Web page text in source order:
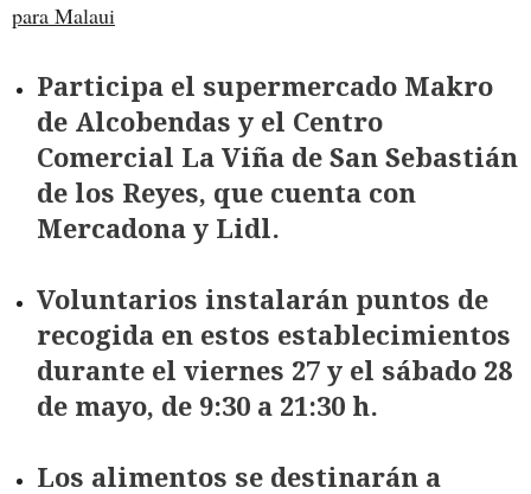
para Malaui
Participa el supermercado Makro
de Alcobendas y el Centro
Comercial La Viña de San Sebastián
de los Reyes, que cuenta con
Mercadona y Lidl.
Voluntarios instalarán puntos de
recogida en estos establecimientos
durante el viernes 27 y el sábado 28
de mayo, de 9:30 a 21:30 h.
Los alimentos se destinarán a